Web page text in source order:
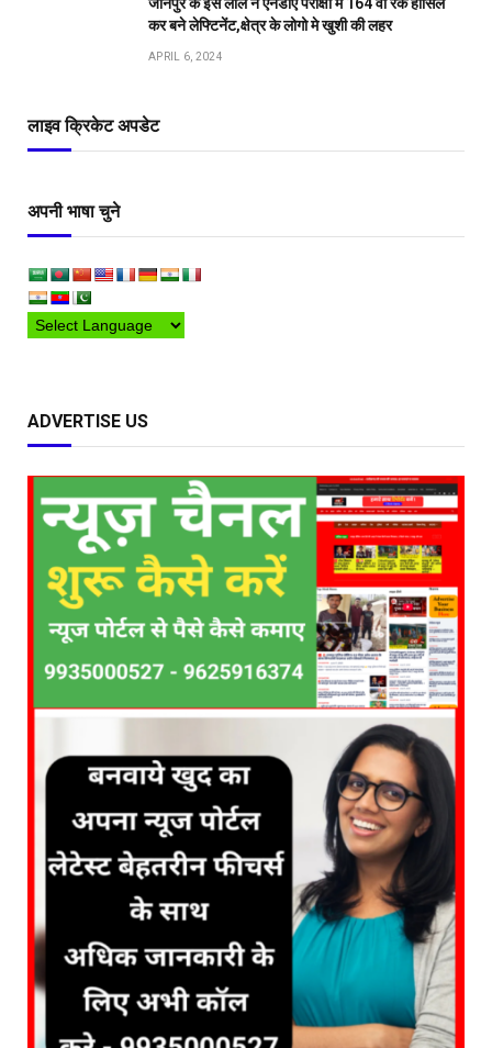
कर बने लेफ्टिनेंट,क्षेत्र के लोगो मे खुशी की लहर
APRIL 6, 2024
लाइव क्रिकेट अपडेट
अपनी भाषा चुने
ADVERTISE US